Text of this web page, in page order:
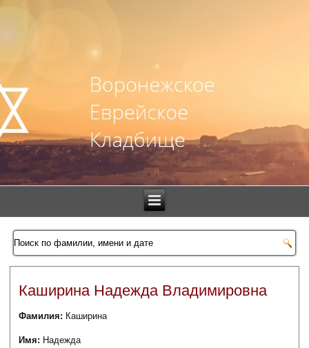
Каширина Надежда Владимировна
Фамилия: Каширина
Имя: Надежда